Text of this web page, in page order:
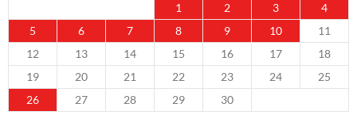
1
2 3
4
5
6 7 8 9 10
11
12
13 14 15 16 17
18
19
20 21 22 23 24
25
26
27 28 29
30